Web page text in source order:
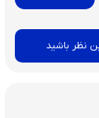
نظر باشید